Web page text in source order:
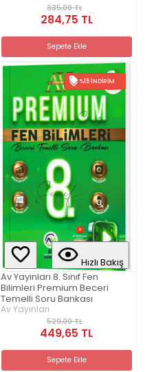
335,00 TL
284,75 TL
Sepete Ekle
%15 İNDIRIM
Hızlı Bakış
Av Yayınları 8. Sınıf Fen
Bilimleri Premium Beceri
Temelli Soru Bankası
Av Yayınları
529,00 TL
449,65 TL
Sepete Ekle